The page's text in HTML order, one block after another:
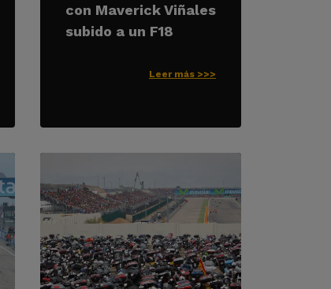
con Maverick Viñales
subido a un F18
Leer más >>>